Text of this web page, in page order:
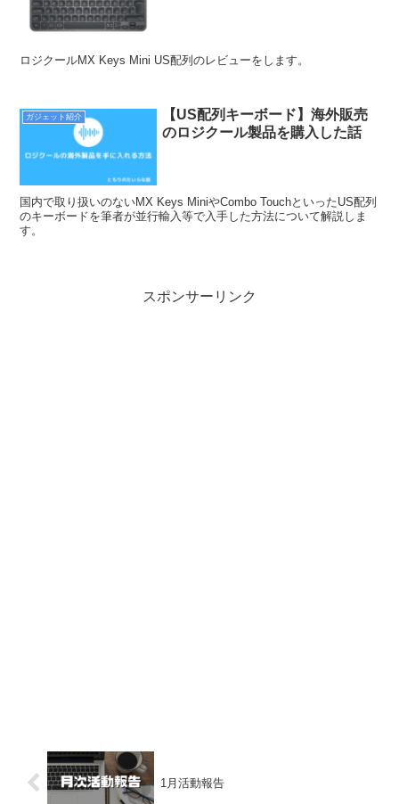
ロジクールMX Keys Mini US配列のレビューをします。
ガジェット紹介
【US配列キーボード】海外販売
のロジクール製品を購入した話
国内で取り扱いのないMX Keys MiniやCombo TouchといったUS配列
のキーボードを筆者が並行輸入等で入手した方法について解説しま
す。
スポンサーリンク
1月活動報告